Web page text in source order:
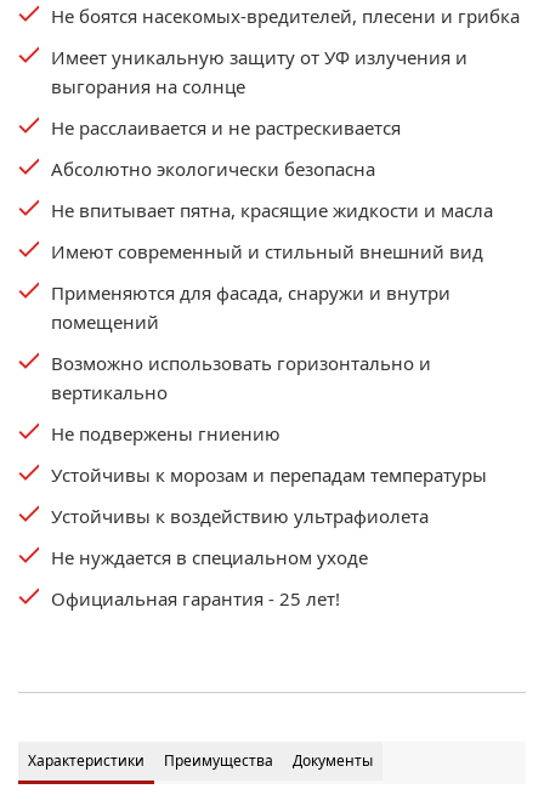
Не боятся насекомых-вредителей, плесени и грибка
Имеет уникальную защиту от УФ излучения и
выгорания на солнце
Не расслаивается и не растрескивается
Абсолютно экологически безопасна
Не впитывает пятна, красящие жидкости и масла
Имеют современный и стильный внешний вид
Применяются для фасада, снаружи и внутри
помещений
Возможно использовать горизонтально и
вертикально
Не подвержены гниению
Устойчивы к морозам и перепадам температуры
Устойчивы к воздействию ультрафиолета
Не нуждается в специальном уходе
Официальная гарантия - 25 лет!
Характеристики Преимущества Документы